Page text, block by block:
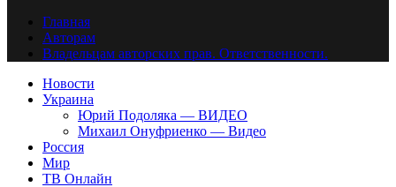
Главная
Авторам
Владельцам авторских прав. Ответственности.
Новости
Украина
Юрий Подоляка — ВИДЕО
Михаил Онуфриенко — Видео
Россия
Мир
ТВ Онлайн